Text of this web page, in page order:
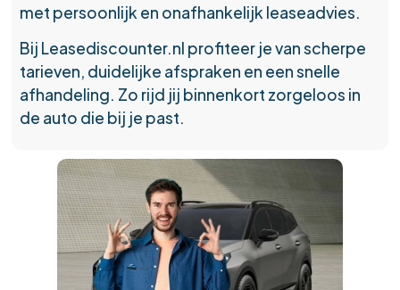
met persoonlijk en onafhankelijk leaseadvies.
Bij Leasediscounter.nl profiteer je van scherpe
tarieven, duidelijke afspraken en een snelle
afhandeling. Zo rijd jij binnenkort zorgeloos in
de auto die bij je past.